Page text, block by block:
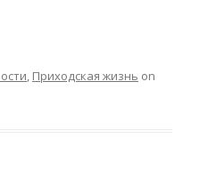
, Приходская жизнь on